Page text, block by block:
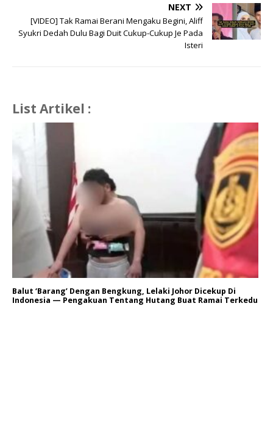
NEXT
[VIDEO] Tak Ramai Berani Mengaku Begini, Aliff
Syukri Dedah Dulu Bagi Duit Cukup-Cukup Je Pada
Isteri
List Artikel :
Balut ‘Barang’ Dengan Bengkung, Lelaki Johor Dicekup Di
Indonesia — Pengakuan Tentang Hutang Buat Ramai Terkedu